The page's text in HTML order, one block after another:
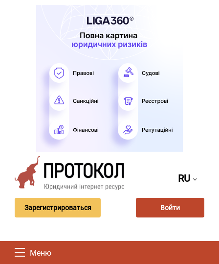
RU
Зарегистрироваться Войти
Меню